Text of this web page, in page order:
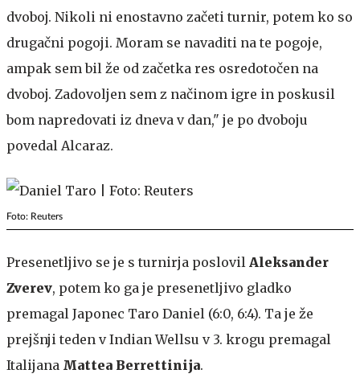
dvoboj. Nikoli ni enostavno začeti turnir, potem ko so
drugačni pogoji. Moram se navaditi na te pogoje,
ampak sem bil že od začetka res osredotočen na
dvoboj. Zadovoljen sem z načinom igre in poskusil
bom napredovati iz dneva v dan," je po dvoboju
povedal Alcaraz.
Foto: Reuters
Presenetljivo se je s turnirja poslovil Aleksander
Zverev, potem ko ga je presenetljivo gladko
premagal Japonec Taro Daniel (6:0, 6:4). Ta je že
prejšnji teden v Indian Wellsu v 3. krogu premagal
Italijana Mattea Berrettinija.